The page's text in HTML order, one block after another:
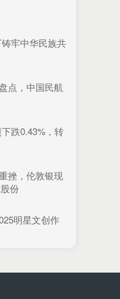
牢中华民族共
点，中国民航
跌0.43%，转
挫，伦敦银现
份
明星文创作